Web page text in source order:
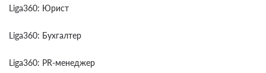
Liga360: Юрист
Liga360: Бухгалтер
Liga360: PR-менеджер